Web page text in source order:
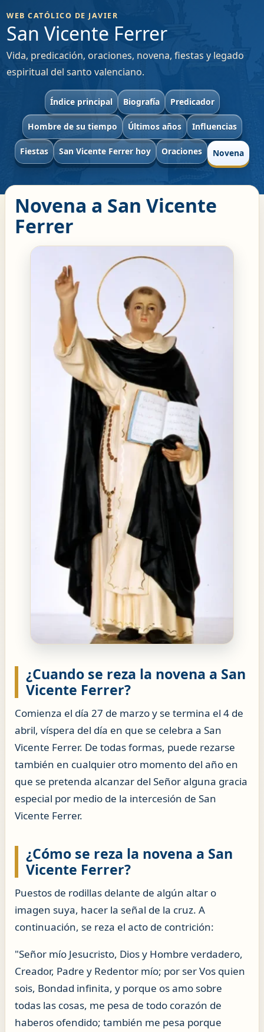
WEB CATÓLICO DE JAVIER
San Vicente Ferrer
Vida, predicación, oraciones, novena, fiestas y legado
espiritual del santo valenciano.
Índice principal Biografía Predicador
Hombre de su tiempo Últimos años Influencias
Fiestas San Vicente Ferrer hoy Oraciones Novena
Novena a San Vicente
Ferrer
¿Cuando se reza la novena a San
Vicente Ferrer?
Comienza el día 27 de marzo y se termina el 4 de
abril, víspera del día en que se celebra a San
Vicente Ferrer. De todas formas, puede rezarse
también en cualquier otro momento del año en
que se pretenda alcanzar del Señor alguna gracia
especial por medio de la intercesión de San
Vicente Ferrer.
¿Cómo se reza la novena a San
Vicente Ferrer?
Puestos de rodillas delante de algún altar o
imagen suya, hacer la señal de la cruz. A
continuación, se reza el acto de contrición:
"Señor mío Jesucristo, Dios y Hombre verdadero,
Creador, Padre y Redentor mío; por ser Vos quien
sois, Bondad infinita, y porque os amo sobre
todas las cosas, me pesa de todo corazón de
haberos ofendido; también me pesa porque